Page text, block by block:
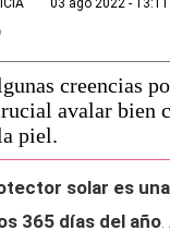
03 ago 2022 - 13:11
creencias
avalar bien
piel.
solar es
365 días del año